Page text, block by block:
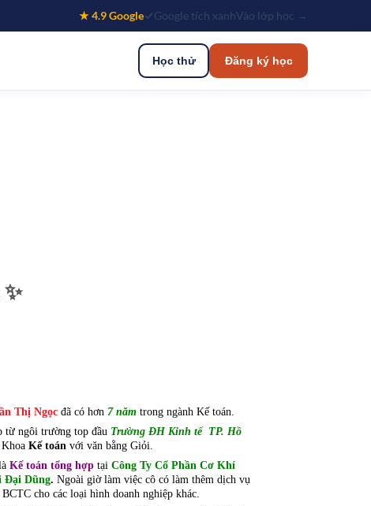
★ 4.9 Google Google tích xanhVào lớp học →
Học thử Đăng ký học
✨
Thị Ngọcđã có hơn 7 nămtrong ngành Kế toán.
từ ngôi trường top đầu Trường ĐH Kinh tế TP. Hồ
KhoaKế toán với văn bằng Giỏi.
Kế toán tổng hợp tạiCông Ty Cổ Phần Cơ Khí
Đại Dũng.Ngoài giờ làm việc cô có làm thêm dịch vụ
cho các loại hình doanh nghiệp khác.